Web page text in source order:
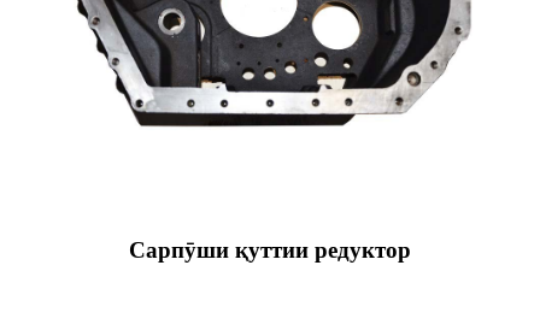
Сарпӯши қуттии редуктор